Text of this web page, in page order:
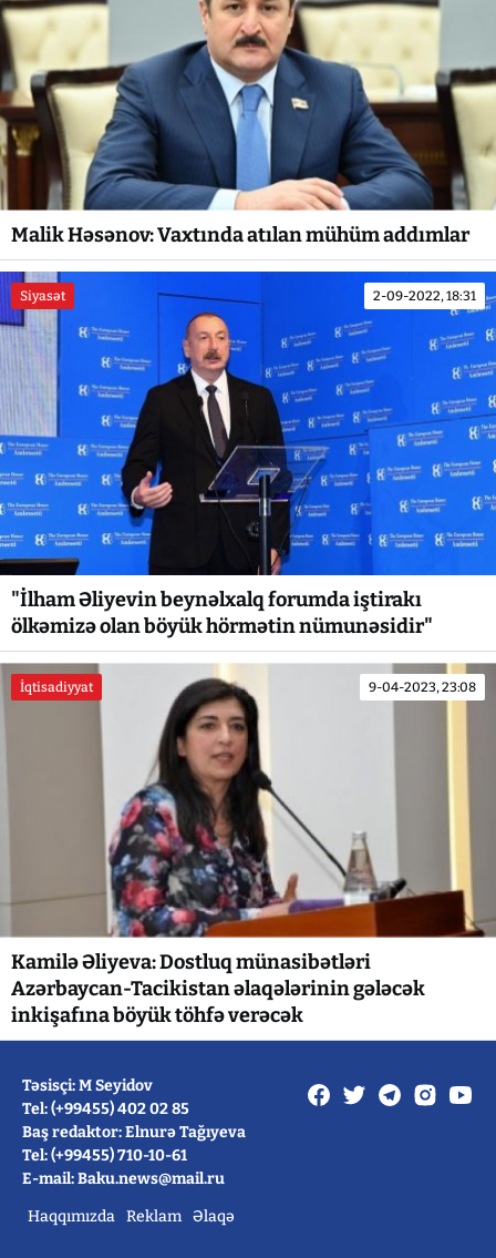
Malik Həsənov: Vaxtında atılan mühüm addımlar
Siyasət 2-09-2022, 18:31
"İlham Əliyevin beynəlxalq forumda iştirakı
ölkəmizə olan böyük hörmətin nümunəsidir"
İqtisadiyyat 9-04-2023, 23:08
Kamilə Əliyeva: Dostluq münasibətləri
Azərbaycan-Tacikistan əlaqələrinin gələcək
inkişafına böyük töhfə verəcək
Təsisçi: M Seyidov
Tel: (+99455) 402 02 85
Baş redaktor: Elnurə Tağıyeva
Tel: (+99455) 710-10-61
E-mail: Baku.news@mail.ru
Haqqımızda Reklam Əlaqə